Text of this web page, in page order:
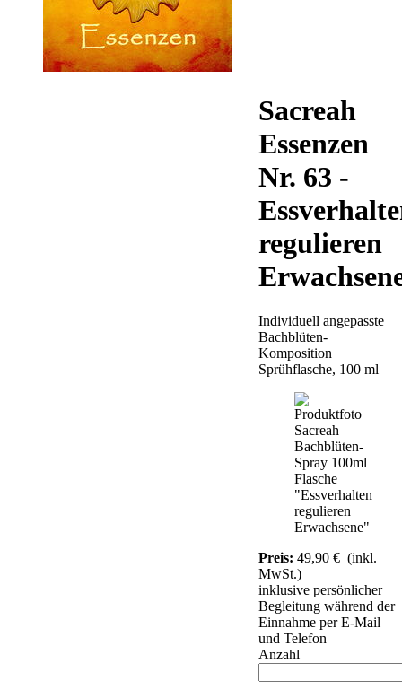
Sacreah
Essenzen
Nr. 63 -
regulieren
Individuell angepasste
Bachblüten-
Komposition
Sprühflasche, 100 ml
Preis: 49,90 € (inkl.
MwSt.)
inklusive persönlicher
Begleitung während der
Einnahme per E-Mail
und Telefon
Anzahl